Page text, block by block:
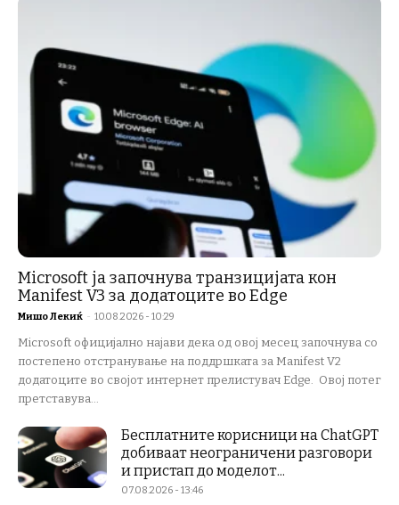
Microsoft ја започнува транзицијата кон
Manifest V3 за додатоците во Edge
Мишо Лекиќ - 10.08.2026 - 10:29
Microsoft официјално најави дека од овој месец започнува со
постепено отстранување на поддршката за Manifest V2
додатоците во својот интернет прелистувач Edge. Овој потег
претставува...
Бесплатните корисници на ChatGPT
добиваат неограничени разговори
и пристап до моделот...
07.08.2026 - 13:46